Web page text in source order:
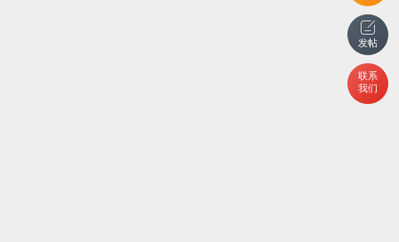
发帖
联系
我们